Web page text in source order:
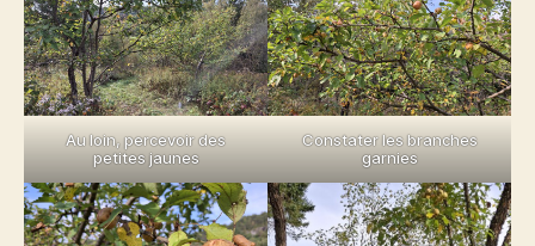
Au loin, percevoir des
petites jaunes
Constater les branches
garnies